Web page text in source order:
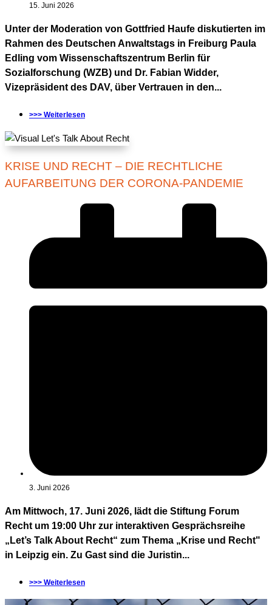
15. Juni 2026
Unter der Moderation von Gottfried Haufe diskutierten im
Rahmen des Deutschen Anwaltstags in Freiburg Paula
Edling vom Wissenschaftszentrum Berlin für
Sozialforschung (WZB) und Dr. Fabian Widder,
Vizepräsident des DAV, über Vertrauen in den...
>>> Weiterlesen
KRISE UND RECHT – DIE RECHTLICHE
AUFARBEITUNG DER CORONA-PANDEMIE
3. Juni 2026
Am Mittwoch, 17. Juni 2026, lädt die Stiftung Forum
Recht um 19:00 Uhr zur interaktiven Gesprächsreihe
„Let’s Talk About Recht“ zum Thema „Krise und Recht"
in Leipzig ein. Zu Gast sind die Juristin...
>>> Weiterlesen